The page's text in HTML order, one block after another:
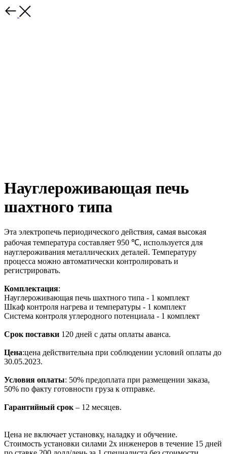
Науглероживающая печь
шахтного типа
Эта электропечь периодического действия, самая высокая
рабочая температура составляет 950 ℃, используется для
науглероживания металлических деталей. Температуру
процесса можно автоматически контролировать и
регистрировать.
Комплектация:
Науглероживающая печь шахтного типа - 1 комплект
Шкаф контроля нагрева и температуры - 1 комплект
Система контроля углеродного потенциала - 1 комплект
Срок поставки 120 дней с даты оплаты аванса.
Цена:цена действительна при соблюдении условий оплаты до
30.05.2023.
Условия оплаты: 50% предоплата при размещении заказа,
50% по факту готовности груза к отправке.
Гарантийный срок – 12 месяцев.
Цена не включает установку, наладку и обучение.
Стоимость установки силами 2х инженеров в течение 15 дней